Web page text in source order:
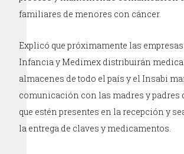
familiares de menores con cáncer.
Explicó que próximamente las
Infancia y Medimex distribuirán
almacenes de todo el país y el Insabi
comunicación con las madres y padres
que estén presentes en la recepción y
la entrega de claves y medicamentos.